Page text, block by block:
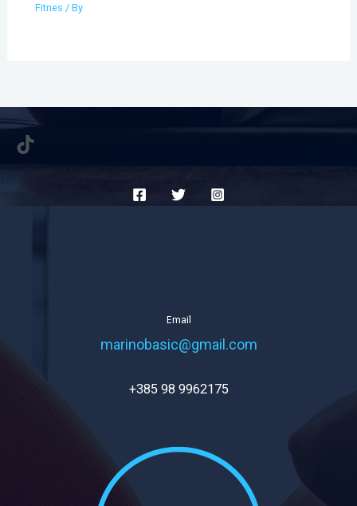
Fitnes / By
TikTok
Email
marinobasic@gmail.com
+385 98 9962175